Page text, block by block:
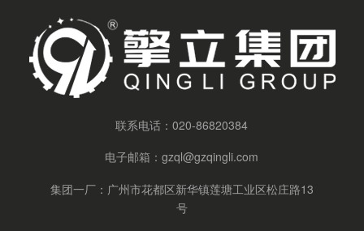
联系电话：020-86820384
电子邮箱：gzql@gzqingli.com
集团一厂：广州市花都区新华镇莲塘工业区松庄路13
号